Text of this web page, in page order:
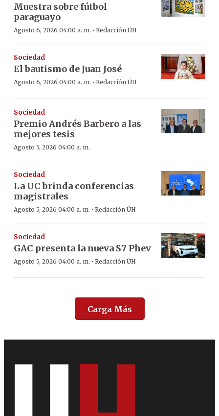
Muestra sobre fútbol
paraguayo
Agosto 6, 2026 04:00 a. m. · Redacción ÚH
Sociedad
El bautismo de Juan José
Agosto 6, 2026 04:00 a. m. · Redacción ÚH
Sociedad
Premio Andrés Barbero a las
mejores tesis
Agosto 5, 2026 04:00 a. m.
Sociedad
La UC brinda conferencias
magistrales
Agosto 5, 2026 04:00 a. m. · Redacción ÚH
Sociedad
GAC presenta la nueva S7 Phev
Agosto 5, 2026 04:00 a. m. · Redacción ÚH
Carga Más